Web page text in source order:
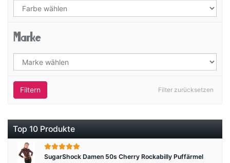
Marke
Filter zurücksetzen
Filtern
Top 10 Produkte
SugarShock Damen 50s Cherry Rockabilly Puffärmel